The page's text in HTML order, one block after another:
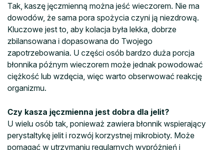
Tak, kaszę jęczmienną można jeść wieczorem. Nie ma
dowodów, że sama pora spożycia czyni ją niezdrową.
Kluczowe jest to, aby kolacja była lekka, dobrze
zbilansowana i dopasowana do Twojego
zapotrzebowania. U części osób bardzo duża porcja
błonnika późnym wieczorem może jednak powodować
ciężkość lub wzdęcia, więc warto obserwować reakcję
organizmu.
Czy kasza jęczmienna jest dobra dla jelit?
U wielu osób tak, ponieważ zawiera błonnik wspierający
perystaltykę jelit i rozwój korzystnej mikrobioty. Może
pomagać w utrzymaniu regularnych wypróżnień i